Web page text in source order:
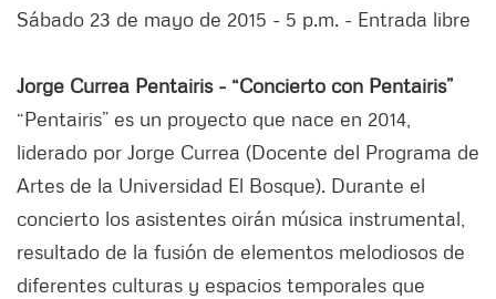
Sábado 23 de mayo de 2015 - 5 p.m. - Entrada libre
Jorge Currea Pentairis - “Concierto con Pentairis”
“Pentairis” es un proyecto que nace en 2014,
liderado por Jorge Currea (Docente del Programa de
Artes de la Universidad El Bosque). Durante el
concierto los asistentes oirán música instrumental,
resultado de la fusión de elementos melodiosos de
diferentes culturas y espacios temporales que